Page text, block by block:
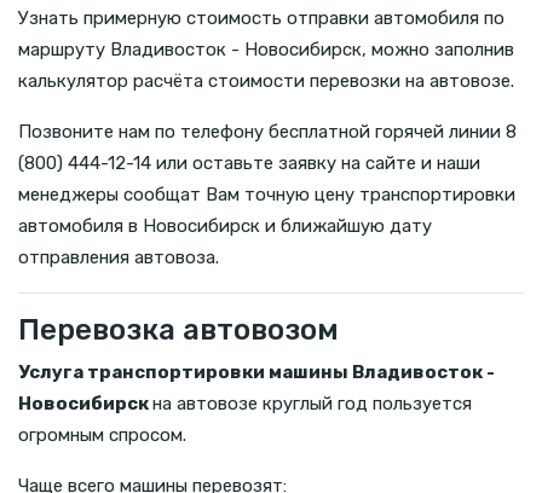
Узнать примерную стоимость отправки автомобиля по
маршруту Владивосток - Новосибирск, можно заполнив
калькулятор расчёта стоимости перевозки на автовозе.
Позвоните нам по телефону бесплатной горячей линии 8
(800) 444-12-14 или оставьте заявку на сайте и наши
менеджеры сообщат Вам точную цену транспортировки
автомобиля в Новосибирск и ближайшую дату
отправления автовоза.
Перевозка автовозом
Услуга транспортировки машины Владивосток -
Новосибирскна автовозе круглый год пользуется
огромным спросом.
Чаще всего машины перевозят: